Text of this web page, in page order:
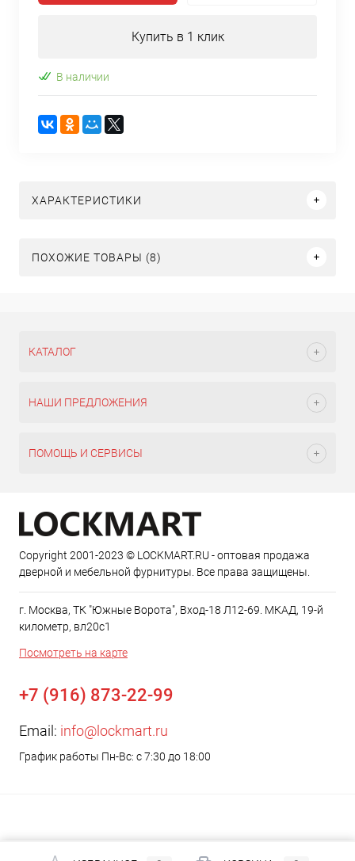
Купить в 1 клик
В наличии
ХАРАКТЕРИСТИКИ
ПОХОЖИЕ ТОВАРЫ (8)
КАТАЛОГ
НАШИ ПРЕДЛОЖЕНИЯ
ПОМОЩЬ И СЕРВИСЫ
Copyright 2001-2023 © LOCKMART.RU - оптовая продажа
дверной и мебельной фурнитуры. Все права защищены.
г. Москва, ТК "Южные Ворота", Вход-18 Л12-69. МКАД, 19-й
километр, вл20с1
Посмотреть на карте
+7 (916) 873-22-99
Email: info@lockmart.ru
График работы Пн-Вс: с 7:30 до 18:00